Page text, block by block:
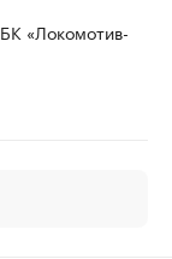
«Локомотив-